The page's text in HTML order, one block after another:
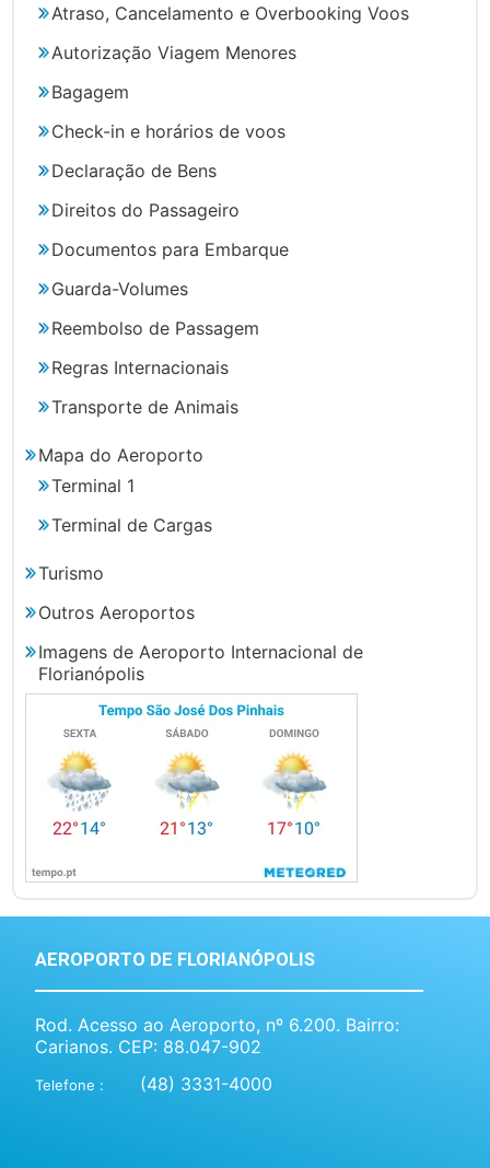
Atraso, Cancelamento e Overbooking Voos
Autorização Viagem Menores
Bagagem
Check-in e horários de voos
Declaração de Bens
Direitos do Passageiro
Documentos para Embarque
Guarda-Volumes
Reembolso de Passagem
Regras Internacionais
Transporte de Animais
Mapa do Aeroporto
Terminal 1
Terminal de Cargas
Turismo
Outros Aeroportos
Imagens de Aeroporto Internacional de
Florianópolis
AEROPORTO DE FLORIANÓPOLIS
Rod. Acesso ao Aeroporto, nº 6.200. Bairro:
Carianos. CEP: 88.047-902
Telefone : (48) 3331-4000